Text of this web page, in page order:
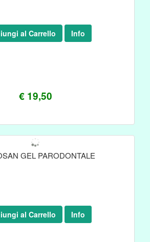
€ 19,50
al Carrello Info
GEL PARODONTALE
al Carrello Info